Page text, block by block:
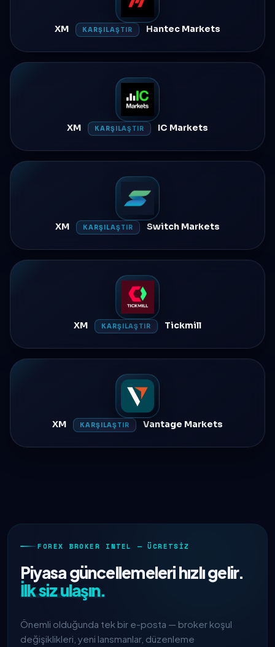
XM KARŞILAŞTIR Hantec Markets
XM KARŞILAŞTIR IC Markets
XM KARŞILAŞTIR Switch Markets
XM KARŞILAŞTIR Tickmill
XM KARŞILAŞTIR Vantage Markets
FOREX BROKER INTEL — ÜCRETSIZ
Piyasa güncellemeleri hızlı gelir.
İlk siz ulaşın.
Önemli olduğunda tek bir e-posta — broker koşul
değişiklikleri, yeni lansmanlar, düzenleme